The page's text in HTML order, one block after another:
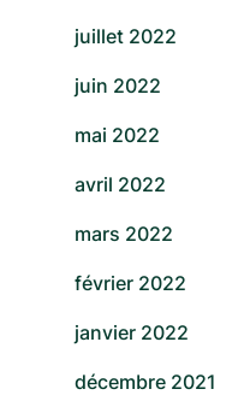
juillet 2022
juin 2022
mai 2022
avril 2022
mars 2022
février 2022
janvier 2022
décembre 2021